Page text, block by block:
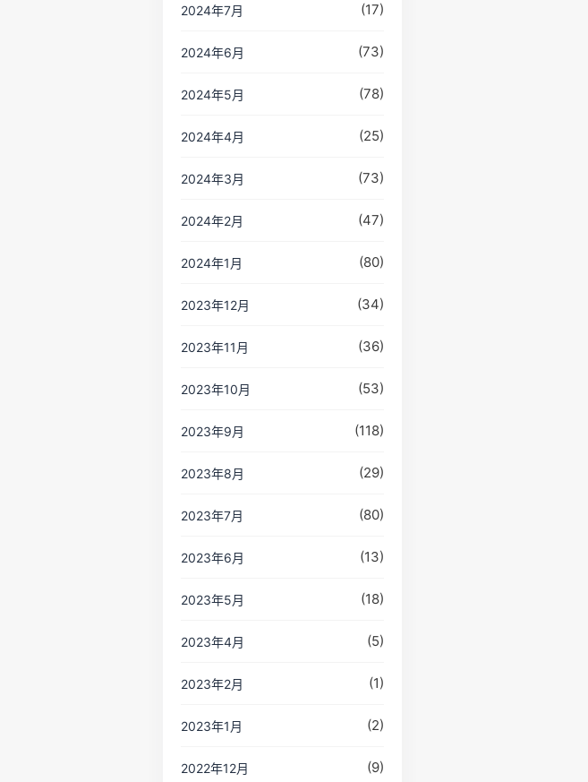
2024年7月 (17)
2024年6月 (73)
2024年5月 (78)
2024年4月 (25)
2024年3月 (73)
2024年2月 (47)
2024年1月 (80)
2023年12月 (34)
2023年11月 (36)
2023年10月 (53)
2023年9月 (118)
2023年8月 (29)
2023年7月 (80)
2023年6月 (13)
2023年5月 (18)
2023年4月 (5)
2023年2月 (1)
2023年1月 (2)
2022年12月 (9)